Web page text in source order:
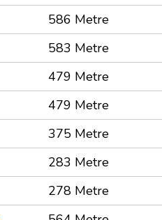
586 Metre
583 Metre
479 Metre
479 Metre
375 Metre
283 Metre
278 Metre